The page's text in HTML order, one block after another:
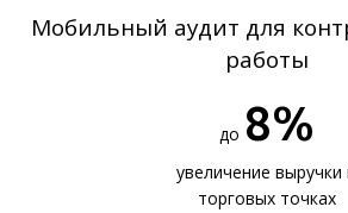
Мобильный аудит для
работы
до 8%
увеличение выручки
торговых точках